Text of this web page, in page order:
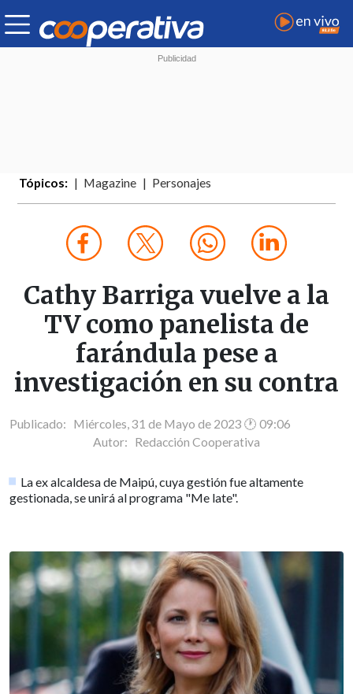
Tópicos: Magazine Personajes
Cathy Barriga vuelve a la
TV como panelista de
farándula pese a
investigación en su contra
Publicado: Miércoles, 31 de Mayo de 2023 🕐 09:06
Autor: Redacción Cooperativa
La ex alcaldesa de Maipú, cuya gestión fue altamente
gestionada, se unirá al programa "Me late".